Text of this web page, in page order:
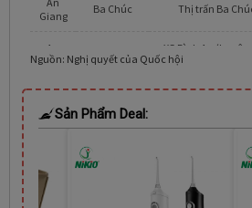
Sản Phẩm Deal: